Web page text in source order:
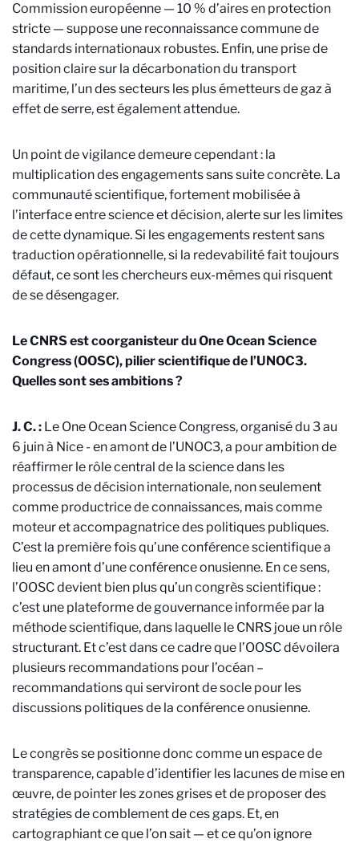
Commission européenne — 10 % d’aires en protection
stricte — suppose une reconnaissance commune de
standards internationaux robustes. Enfin, une prise de
position claire sur la décarbonation du transport
maritime, l’un des secteurs les plus émetteurs de gaz à
effet de serre, est également attendue.
Un point de vigilance demeure cependant : la
multiplication des engagements sans suite concrète. La
communauté scientifique, fortement mobilisée à
l’interface entre science et décision, alerte sur les limites
de cette dynamique. Si les engagements restent sans
traduction opérationnelle, si la redevabilité fait toujours
défaut, ce sont les chercheurs eux-mêmes qui risquent
de se désengager.
Le CNRS est coorganisteur du One Ocean Science
Congress (OOSC), pilier scientifique de l’UNOC3.
Quelles sont ses ambitions ?
J. C. : Le One Ocean Science Congress, organisé du 3 au
6 juin à Nice - en amont de l’UNOC3, a pour ambition de
réaffirmer le rôle central de la science dans les
processus de décision internationale, non seulement
comme productrice de connaissances, mais comme
moteur et accompagnatrice des politiques publiques.
C’est la première fois qu’une conférence scientifique a
lieu en amont d’une conférence onusienne. En ce sens,
l’OOSC devient bien plus qu’un congrès scientifique :
c’est une plateforme de gouvernance informée par la
méthode scientifique, dans laquelle le CNRS joue un rôle
structurant. Et c’est dans ce cadre que l’OOSC dévoilera
plusieurs recommandations pour l’océan –
recommandations qui serviront de socle pour les
discussions politiques de la conférence onusienne.
Le congrès se positionne donc comme un espace de
transparence, capable d’identifier les lacunes de mise en
œuvre, de pointer les zones grises et de proposer des
stratégies de comblement de ces gaps. Et, en
cartographiant ce que l’on sait — et ce qu’on ignore